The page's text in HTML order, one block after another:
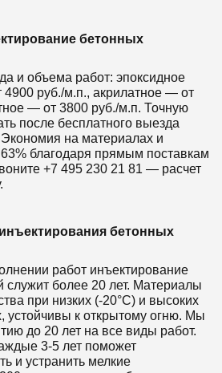
бетонных
и объема работ: эпоксидное
руб./м.п., акрилатное — от
— от 3800 руб./м.п. Точную
после бесплатного выезда
на материалах и
63% благодаря прямым поставкам
+7 495 230 21 81 — расчет
бетонных
работ инъектирование
служит более 20 лет. Материалы
при низких (-20°C) и высоких
устойчивы к открытому огню. Мы
до 20 лет на все виды работ.
3-5 лет поможет
и устранить мелкие